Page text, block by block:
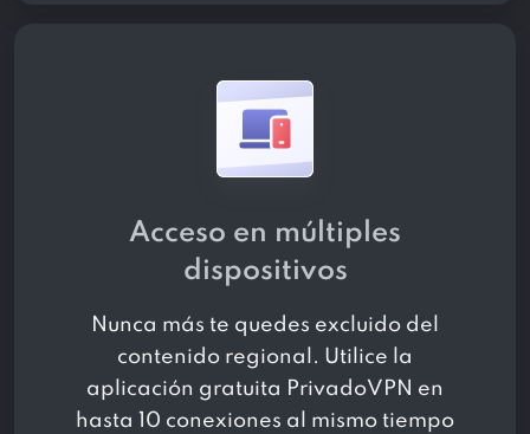
Acceso en múltiples
dispositivos
Nunca más te quedes excluido del
contenido regional. Utilice la
aplicación gratuita PrivadoVPN en
hasta 10 conexiones al mismo tiempo